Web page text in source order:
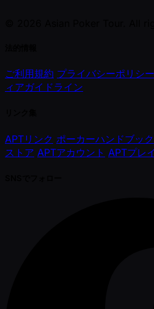
ご利用規約 プライバシーポリシー
ィアガイドライン
APTリンク ポーカーハンドブック
ストア APTアカウント APTプレイ